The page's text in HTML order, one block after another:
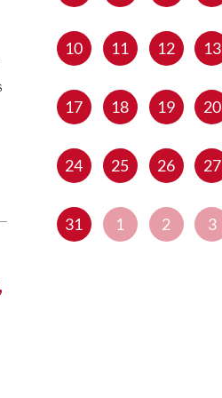
10 11 12 13
17 18 19 20
24 25 26 27
31 1 2 3